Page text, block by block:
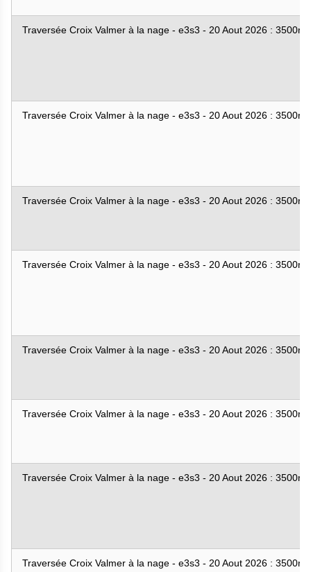
Traversée Croix Valmer à la nage - e3s3 - 20 Aout 2026 : 3500m
Traversée Croix Valmer à la nage - e3s3 - 20 Aout 2026 : 3500m
Traversée Croix Valmer à la nage - e3s3 - 20 Aout 2026 : 3500m
Traversée Croix Valmer à la nage - e3s3 - 20 Aout 2026 : 3500m
Traversée Croix Valmer à la nage - e3s3 - 20 Aout 2026 : 3500m
Traversée Croix Valmer à la nage - e3s3 - 20 Aout 2026 : 3500m
Traversée Croix Valmer à la nage - e3s3 - 20 Aout 2026 : 3500m
Traversée Croix Valmer à la nage - e3s3 - 20 Aout 2026 : 3500m